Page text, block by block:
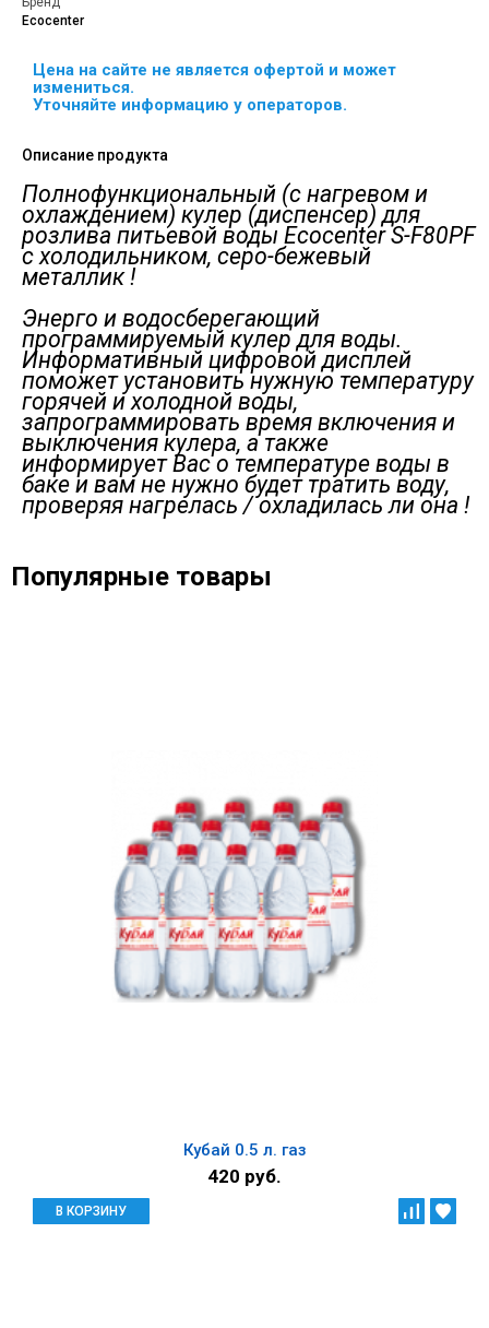
Ecocenter
Цена на сайте не является офертой и может
измениться.
Уточняйте информацию у операторов.
Описание продукта
Полнофункциональный (с нагревом и
охлаждением) кулер (диспенсер) для
розлива питьевой воды Ecocenter S-F80PF
с холодильником, серо-бежевый
металлик !
Энерго и водосберегающий
программируемый кулер для воды.
Информативный цифровой дисплей
поможет установить нужную температуру
горячей и холодной воды,
запрограммировать время включения и
выключения кулера, а также
информирует Вас о температуре воды в
баке и вам не нужно будет тратить воду,
проверяя нагрелась / охладилась ли она !
Популярные товары
Кубай 0.5 л. газ
420 руб.
В КОРЗИНУ